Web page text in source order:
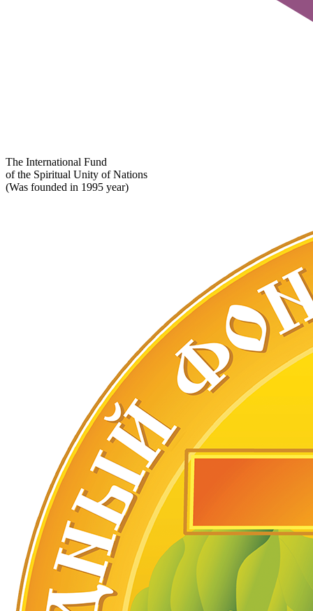
The International Fund
of the Spiritual Unity of Nations
(Was founded in 1995 year)